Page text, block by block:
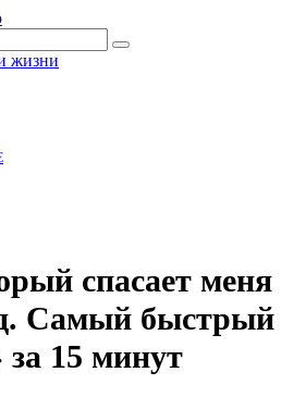
спасает меня
Самый быстрый
15 минут